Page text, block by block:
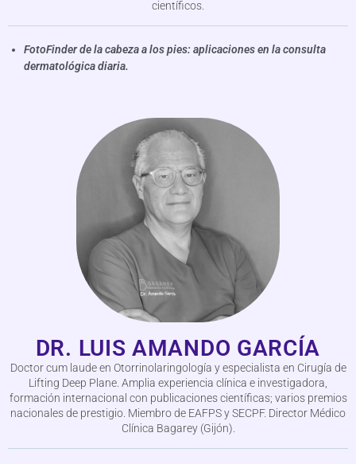
científicos.
FotoFinder de la cabeza a los pies: aplicaciones en la consulta
dermatológica diaria.
DR. LUIS AMANDO GARCÍA
Doctor cum laude en Otorrinolaringología y especialista en Cirugía de
Lifting Deep Plane. Amplia experiencia clínica e investigadora,
formación internacional con publicaciones científicas; varios premios
nacionales de prestigio. Miembro de EAFPS y SECPF. Director Médico
Clínica Bagarey (Gijón).